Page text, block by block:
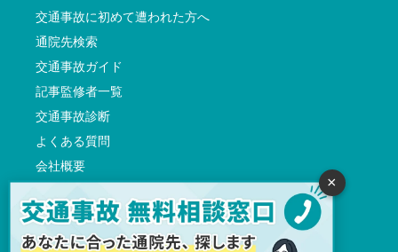
交通事故に初めて遭われた方へ
通院先検索
交通事故ガイド
記事監修者一覧
交通事故診断
よくある質問
会社概要
サイト運営方針
反社会的勢力に対する基本方針
×